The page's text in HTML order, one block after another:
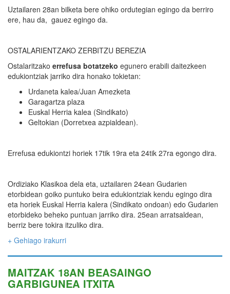
Uztailaren 28an bilketa bere ohiko ordutegian egingo da berriro
ere, hau da, gauez egingo da.
OSTALARIENTZAKO ZERBITZU BEREZIA
Ostalaritzako errefusa botatzeko egunero erabili daitezkeen
edukiontziak jarriko dira honako tokietan:
Urdaneta kalea/Juan Amezketa
Garagartza plaza
Euskal Herria kalea (Sindikato)
Geltokian (Dorretxea azpialdean).
Errefusa edukiontzi horiek 17tik 19ra eta 24tik 27ra egongo dira.
Ordiziako Klasikoa dela eta, uztailaren 24ean Gudarien
etorbidean goiko puntuko beira edukiontziak kendu egingo dira
eta horiek Euskal Herria kalera (Sindikato ondoan) edo Gudarien
etorbideko beheko puntuan jarriko dira. 25ean arratsaldean,
berriz bere tokira itzuliko dira.
+ Gehiago irakurri
MAITZAK 18AN BEASAINGO
GARBIGUNEA ITXITA